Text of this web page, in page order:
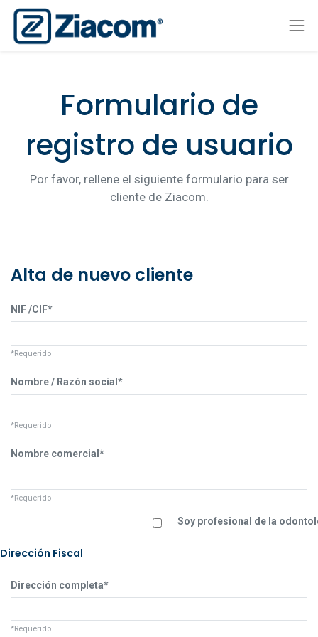
Formulario de
registro de usuario
Por favor, rellene el siguiente formulario para ser
cliente de Ziacom.
Alta de nuevo cliente
NIF /CIF*
*Requerido
Nombre / Razón social*
*Requerido
Nombre comercial*
*Requerido
Soy profesional de la
Dirección Fiscal
Dirección completa*
*Requerido